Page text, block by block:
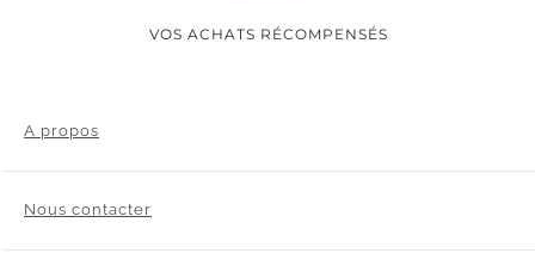
VOS ACHATS RÉCOMPENSÉS
A propos
Nous contacter